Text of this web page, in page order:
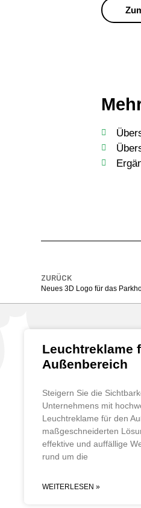
ZURÜCK
Neues 3D Logo für das
Leuchtreklame
Außenbereich
Steigern Sie die
Unternehmens mit
Leuchtreklame für den
maßgeschneiderten
effektive und auffällige
rund um die
WEITERLESEN »